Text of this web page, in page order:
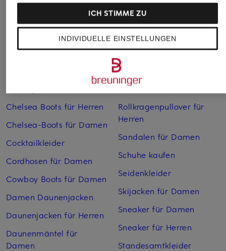
Bikinis Damen
Boots für Damen
Cabanjacken für Damen
Chelsea Boots für Herren
Chelsea-Boots für Damen
Cocktailkleider
Cordhosen für Damen
Cowboy Boots für Damen
Damen Daunenjacken
Daunenjacken für Herren
Daunenmäntel für
Damen
Lange Ballkleider
Lederjacken für Damen
Mäntel für Damen
Parkas für Herren
Pullover für Damen
Rollkragenpullover für
Herren
Sandalen für Damen
Schuhe kaufen
Seidenkleider
Skijacken für Damen
Sneaker für Damen
Sneaker für Herren
Standesamtkleider
INDIVIDUELLE EINSTELLUNGEN
ICH STIMME ZU